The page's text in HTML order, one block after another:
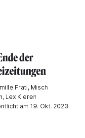
der
Frati, Misch
Lex Kleren
am 19. Okt. 2023